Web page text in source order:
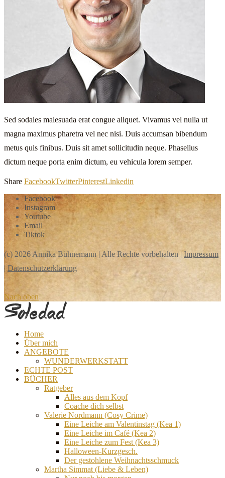
Sed sodales malesuada erat congue aliquet. Vivamus vel nulla ut
magna maximus pharetra vel nec nisi. Duis accumsan bibendum
metus quis finibus. Duis sit amet sollicitudin neque. Phasellus
dictum neque porta enim dictum, eu vehicula lorem semper.
Share FacebookTwitterPinterestLinkedin
Facebook
Instagram
Youtube
Email
Tiktok
(c) 2026 Annika Bühnemann | Alle Rechte vorbehalten |Impressum
| Datenschutzerklärung
Nach oben
Home
Über mich
ANGEBOTE
WUNDERWERKSTATT
ECHTE POST
BÜCHER
Ratgeber
Alles aus dem Kopf
Coache dich selbst
Valerie Nordmann (Cosy Crime)
Eine Leiche am Valentinstag (Kea 1)
Eine Leiche im Café (Kea 2)
Eine Leiche zum Fest (Kea 3)
Halloween-Kurzgesch.
Der gestohlene Weihnachtsschmuck
Martha Simmat (Liebe & Leben)